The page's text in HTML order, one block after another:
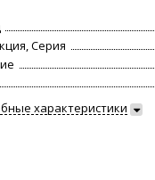
Серия
характеристики